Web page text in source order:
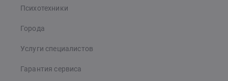
Психотехники
Города
Услуги специалистов
Гарантия сервиса